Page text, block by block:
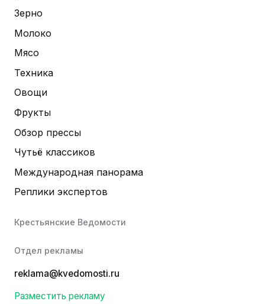
Зерно
Молоко
Мясо
Техника
Овощи
Фрукты
Обзор прессы
Чутьё классиков
Международная панорама
Реплики экспертов
Крестьянские Ведомости
Отдел рекламы
reklama@kvedomosti.ru
Разместить рекламу